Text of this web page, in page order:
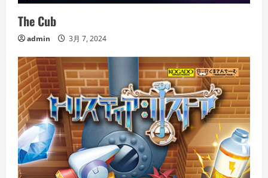
The Cub
admin 3月 7, 2024